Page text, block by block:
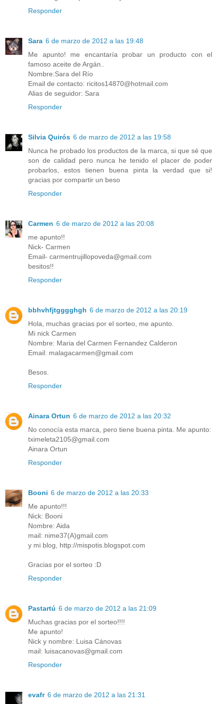
Responder
Sara 6 de marzo de 2012 a las 19:48
Me apunto! me encantaría probar un producto con el
famoso aceite de Argán..
Nombre:Sara del Río
Email de contacto: ricitos14870@hotmail.com
Alias de seguidor: Sara
Responder
Silvia Quirós 6 de marzo de 2012 a las 19:58
Nunca he probado los productos de la marca, si que sé que
son de calidad pero nunca he tenido el placer de poder
probarlos, estos tienen buena pinta la verdad que si!
gracias por compartir un beso
Responder
Carmen 6 de marzo de 2012 a las 20:08
me apunto!!
Nick- Carmen
Email- carmentrujillopoveda@gmail.com
besitos!!
Responder
bbhvhfjtgggghgh 6 de marzo de 2012 a las 20:19
Hola, muchas gracias por el sorteo, me apunto.
Mi nick Carmen
Nombre: Maria del Carmen Fernandez Calderon
Email: malagacarmen@gmail.com
Besos.
Responder
Ainara Ortun 6 de marzo de 2012 a las 20:32
No conocía esta marca, pero tiene buena pinta. Me apunto:
tximeleta2105@gmail.com
Ainara Ortun
Responder
Booni 6 de marzo de 2012 a las 20:33
Me apunto!!!
Nick: Booni
Nombre: Aida
mail: nime37(A)gmail.com
y mi blog, http://mispotis.blogspot.com
Gracias por el sorteo :D
Responder
Pastartú 6 de marzo de 2012 a las 21:09
Muchas gracias por el sorteo!!!!
Me apunto!
Nick y nombre: Luisa Cánovas
mail: luisacanovas@gmail.com
Responder
evafr 6 de marzo de 2012 a las 21:31